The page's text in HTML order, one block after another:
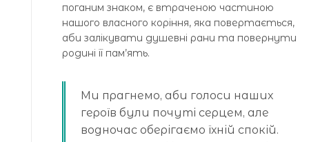
поганим знаком, є втраченою частиною
нашого власного коріння, яка повертається,
аби залікувати душевні рани та повернути
родині її пам’ять.
Ми прагнемо, аби голоси наших
героїв були почуті серцем, але
водночас оберігаємо їхній спокій.